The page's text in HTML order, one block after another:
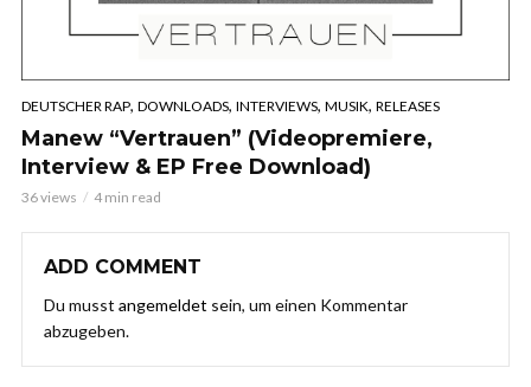
DEUTSCHER RAP, DOWNLOADS, INTERVIEWS, MUSIK, RELEASES
Manew “Vertrauen” (Videopremiere,
Interview & EP Free Download)
36 views 4 min read
ADD COMMENT
Du musst angemeldet sein, um einen Kommentar
abzugeben.